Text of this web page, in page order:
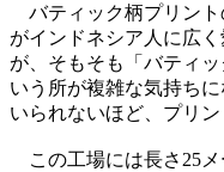
バティック柄プリント
がインドネシア人に広
が、そもそも「バティ
いう所が複雑な気持ち
いられないほど、プリン
この工場には長さ25メ